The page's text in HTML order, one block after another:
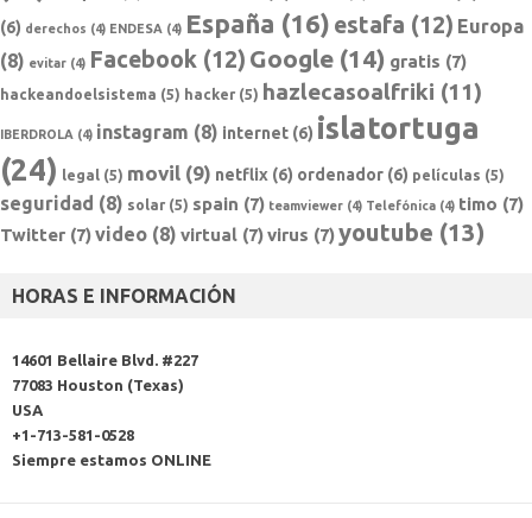
(6) derechos (4) ENDESA (4) España (16) estafa (12) Europa
(8) evitar (4) Facebook (12) Google (14) gratis (7)
hackeandoelsistema (5) hacker (5) hazlecasoalfriki (11)
IBERDROLA (4) instagram (8) internet (6) islatortuga
(24) legal (5) movil (9) netflix (6) ordenador (6) películas (5)
seguridad (8) solar (5) spain (7) teamviewer (4) Telefónica (4) timo (7)
Twitter (7)video (8) virtual (7)virus (7)youtube (13)
HORAS E INFORMACIÓN
14601 Bellaire Blvd. #227
77083 Houston (Texas)
USA
+1-713-581-0528
Siempre estamos ONLINE